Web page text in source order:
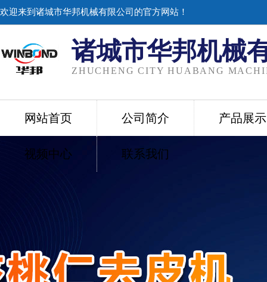
欢迎来到诸城市华邦机械有限公司的官方网站！
诸城市华邦机械
ZHUCHENG CITY HUABANG
网站首页 公司简介 产品展示
视频中心 联系我们